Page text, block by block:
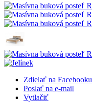
Zdielať na Facebooku
Poslať na e-mail
Vytlačiť